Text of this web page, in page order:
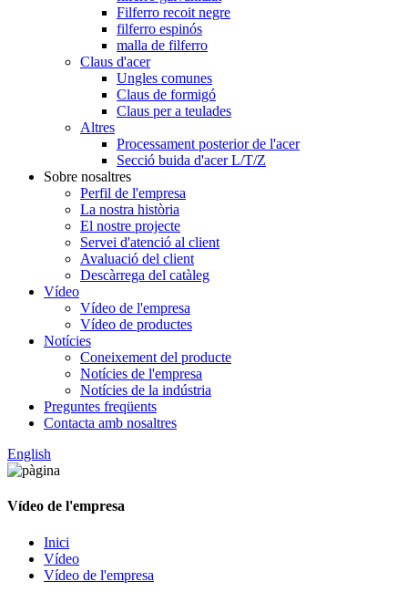
Filferro recoit negre
filferro espinós
malla de filferro
Claus d'acer
Ungles comunes
Claus de formigó
Claus per a teulades
Altres
Processament posterior de l'acer
Secció buida d'acer L/T/Z
Sobre nosaltres
Perfil de l'empresa
La nostra història
El nostre projecte
Servei d'atenció al client
Avaluació del client
Descàrrega del catàleg
Vídeo
Vídeo de l'empresa
Vídeo de productes
Notícies
Coneixement del producte
Notícies de l'empresa
Notícies de la indústria
Preguntes freqüents
Contacta amb nosaltres
English
Vídeo de l'empresa
Inici
Vídeo
Vídeo de l'empresa